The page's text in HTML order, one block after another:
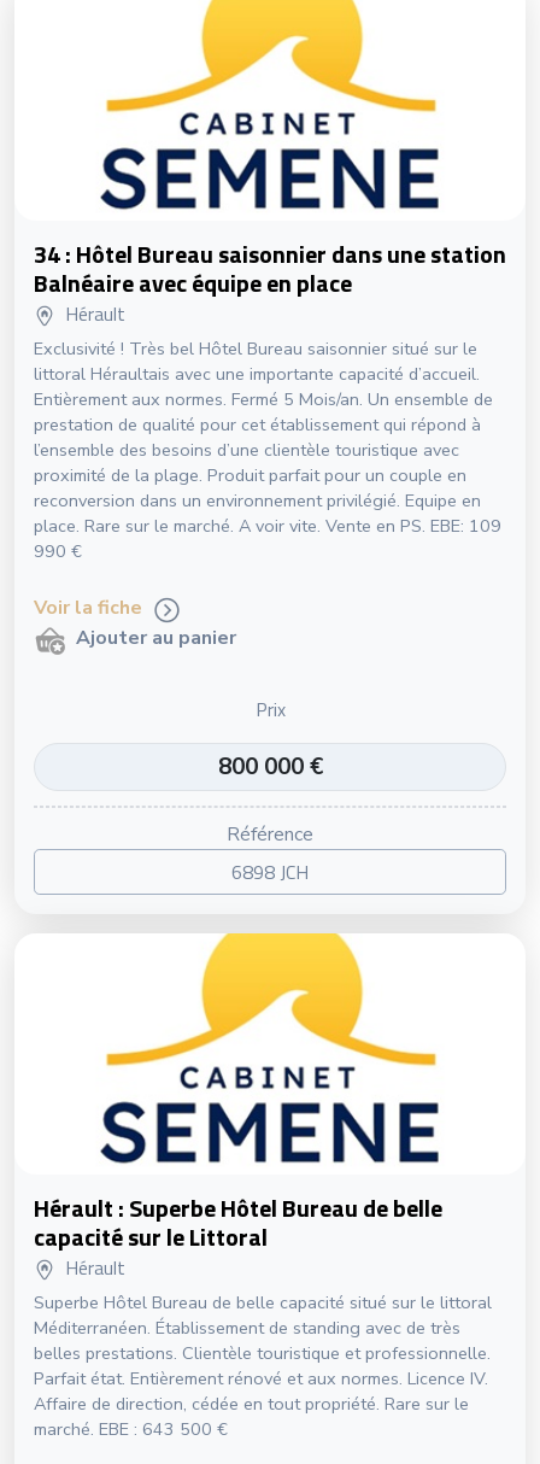
34 : Hôtel Bureau saisonnier dans une station
Balnéaire avec équipe en place
Hérault
Exclusivité ! Très bel Hôtel Bureau saisonnier situé sur le
littoral Héraultais avec une importante capacité d’accueil.
Entièrement aux normes. Fermé 5 Mois/an. Un ensemble de
prestation de qualité pour cet établissement qui répond à
l’ensemble des besoins d’une clientèle touristique avec
proximité de la plage. Produit parfait pour un couple en
reconversion dans un environnement privilégié. Equipe en
place. Rare sur le marché. A voir vite. Vente en PS. EBE: 109
990 €
Voir la fiche
Ajouter au panier
Prix
800 000 €
Référence
6898 JCH
Hérault : Superbe Hôtel Bureau de belle
capacité sur le Littoral
Hérault
Superbe Hôtel Bureau de belle capacité situé sur le littoral
Méditerranéen. Établissement de standing avec de très
belles prestations. Clientèle touristique et professionnelle.
Parfait état. Entièrement rénové et aux normes. Licence IV.
Affaire de direction, cédée en tout propriété. Rare sur le
marché. EBE : 643 500 €